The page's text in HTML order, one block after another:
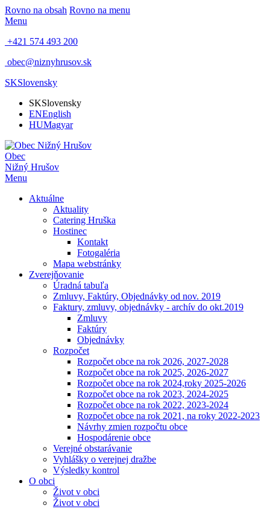
Rovno na obsah Rovno na menu
Menu
+421 574 493 200
obec@niznyhrusov.sk
SKSlovensky
SKSlovensky
ENEnglish
HUMagyar
Obec
Nižný Hrušov
Menu
Aktuálne
Aktuality
Catering Hruška
Hostinec
Kontakt
Fotogaléria
Mapa webstránky
Zverejňovanie
Úradná tabuľa
Zmluvy, Faktúry, Objednávky od nov. 2019
Faktury, zmluvy, objednávky - archív do okt.2019
Zmluvy
Faktúry
Objednávky
Rozpočet
Rozpočet obce na rok 2026, 2027-2028
Rozpočet obce na rok 2025, 2026-2027
Rozpočet obce na rok 2024,roky 2025-2026
Rozpočet obce na rok 2023, 2024-2025
Rozpočet obce na rok 2022, 2023-2024
Rozpočet obce na rok 2021, na roky 2022-2023
Návrhy zmien rozpočtu obce
Hospodárenie obce
Verejné obstarávanie
Vyhlášky o verejnej dražbe
Výsledky kontrol
O obci
Život v obci
Život v obci